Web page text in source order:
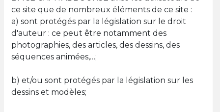
ce site que de nombreux éléments de ce site :
a) sont protégés par la législation sur le droit
d'auteur : ce peut être notamment des
photographies, des articles, des dessins, des
séquences animées,…;
b) et/ou sont protégés par la législation sur les
dessins et modèles;